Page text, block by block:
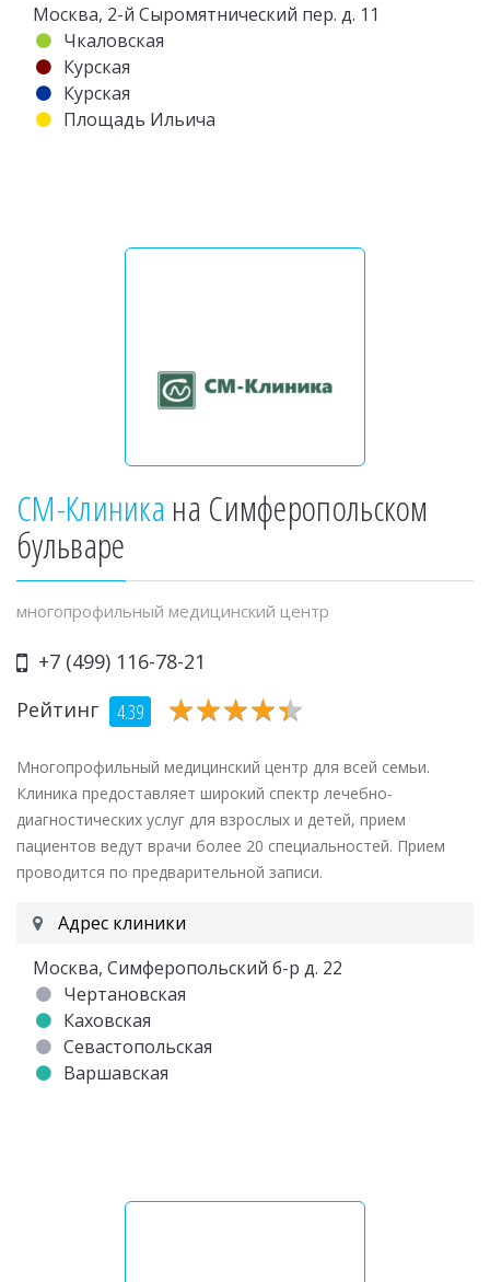
Москва, 2-й Сыромятнический пер. д. 11
Чкаловская
Курская
Курская
Площадь Ильича
СМ-Клиника на Симферопольском
бульваре
многопрофильный медицинский центр
+7 (499) 116-78-21
Рейтинг
4.39 ★★★★★
★★★★★
Многопрофильный медицинский центр для всей семьи.
Клиника предоставляет широкий спектр лечебно-
диагностических услуг для взрослых и детей, прием
пациентов ведут врачи более 20 специальностей. Прием
проводится по предварительной записи.
Адрес клиники
Москва, Симферопольский б-р д. 22
Чертановская
Каховская
Севастопольская
Варшавская